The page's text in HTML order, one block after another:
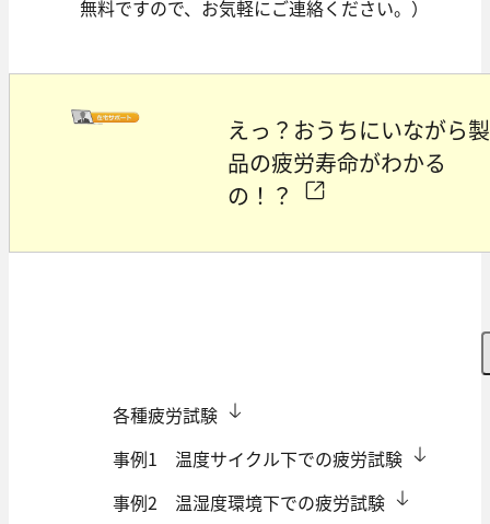
えっ？おうちにいながら製
品の疲労寿命がわかる
の！？
各種疲労試験
事例1 温度サイクル下での疲労試験
事例2 温湿度環境下での疲労試験